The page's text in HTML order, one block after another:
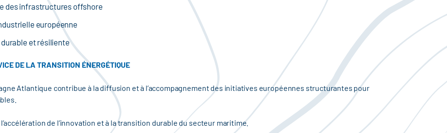
des infrastructures offshore
européenne
durable et résiliente
DE LA TRANSITION ÉNERGÉTIQUE
Atlantique contribue à la diffusion et à l’accompagnement des initiatives européennes structurantes pour
de l’innovation et à la transition durable du secteur maritime.